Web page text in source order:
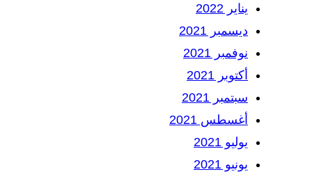
يناير 2022
ديسمبر 2021
نوفمبر 2021
أكتوبر 2021
سبتمبر 2021
أغسطس 2021
يوليو 2021
يونيو 2021